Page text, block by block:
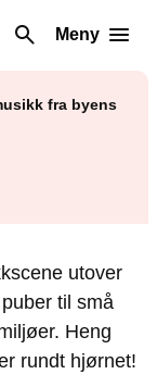
Meny
fra byens
utover
til små
Heng
rundt hjørnet!